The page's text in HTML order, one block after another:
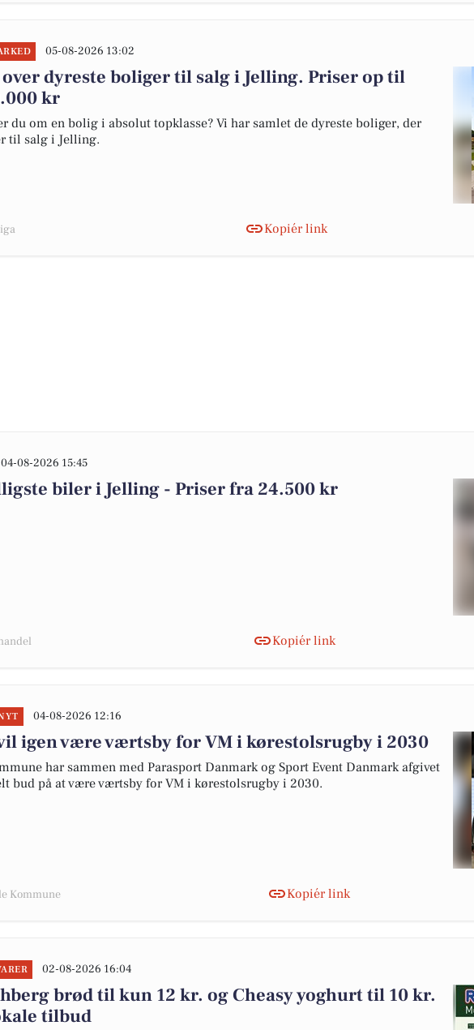
05-08-2026 13:02
over dyreste boliger til salg i Jelling. Priser op til
kr
du om en bolig i absolut topklasse? Vi har samlet de dyreste boliger, der
til salg i Jelling.
Kopiér link
04-08-2026 15:45
biler i Jelling - Priser fra 24.500 kr
Kopiér link
04-08-2026 12:16
igen være værtsby for VM i kørestolsrugby i 2030
har sammen med Parasport Danmark og Sport Event Danmark afgivet
bud på at være værtsby for VM i kørestolsrugby i 2030.
Kommune Kopiér link
02-08-2026 16:04
brød til kun 12 kr. og Cheasy yoghurt til 10 kr.
tilbud